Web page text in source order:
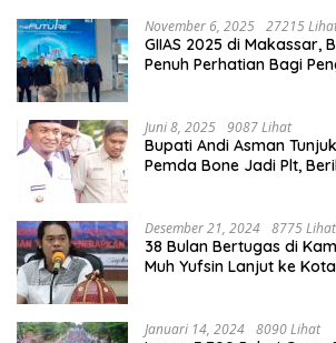
November 6, 2025 27215
GIIAS 2025 di Makassar,
Penuh Perhatian Bagi
Juni 8, 2025 9087 Lihat
Bupati Andi Asman
Pemda Bone Jadi Plt,
Desember 21, 2024 8775 Lihat
38 Bulan Bertugas di
Muh Yufsin Lanjut ke
Januari 14, 2024 8090 Lihat